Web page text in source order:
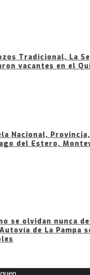
Tradicional, La
vacantes en el
Nacional,
del Estero,
se olvidan nunca
de La Pampa